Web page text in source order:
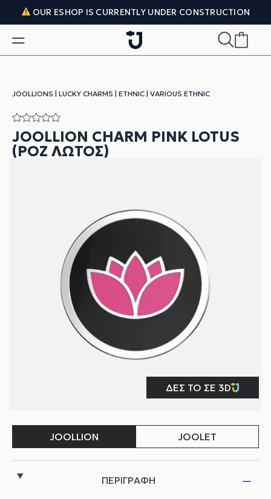
Skip to content
OUR ESHOP IS CURRENTLY UNDER CONSTRUCTION
JOOLLIONS LUCKY CHARMS ETHNIC VARIOUS ETHNIC
JOOLLION CHARM PINK LOTUS
(ΡΟΖ ΛΩΤΌΣ)
ΠΕΡΙΓΡΑΦΗ